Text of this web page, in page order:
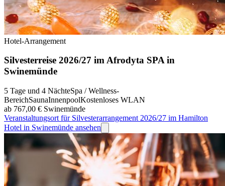
Hotel-Arrangement
Silvesterreise 2026/27 im Afrodyta SPA in
Swinemünde
5 Tage und 4 NächteSpa / Wellness-
BereichSaunaInnenpoolKostenloses WLAN
ab 767,00 € Swinemünde
Veranstaltungsort für Silvesterarrangement 2026/27 im Hamilton
Hotel in Swinemünde ansehen